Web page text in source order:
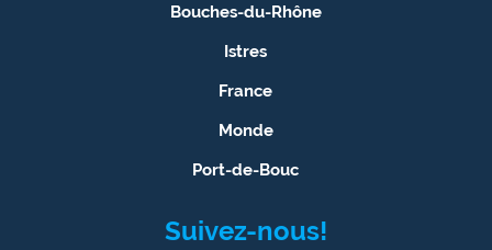
Bouches-du-Rhône
Istres
France
Monde
Port-de-Bouc
Suivez-nous!